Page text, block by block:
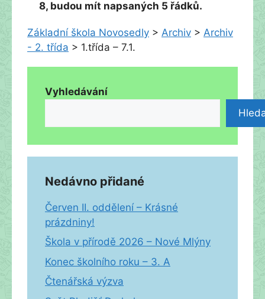
8, budou mít napsaných 5 řádků.
Základní škola Novosedly > Archiv > Archiv
- 2. třída > 1.třída – 7.1.
Vyhledávání
Nedávno přidané
Červen II. oddělení – Krásné
prázdniny!
Škola v přírodě 2026 – Nové Mlýny
Konec školního roku – 3. A
Čtenářská výzva